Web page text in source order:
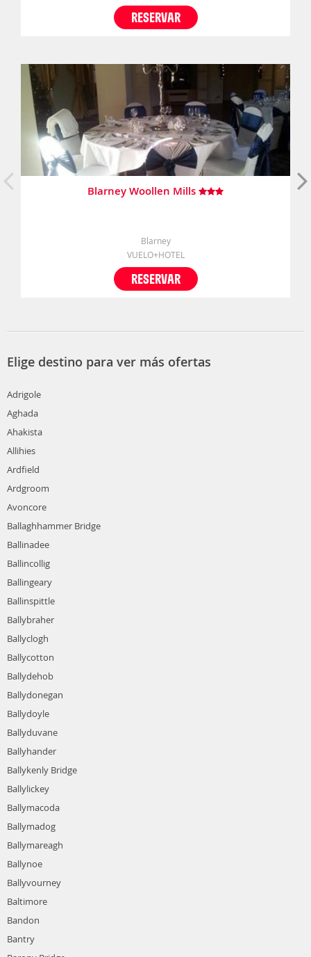
RESERVAR
Blarney Woollen Mills
Blarney
VUELO+HOTEL
RESERVAR
Elige destino para ver más ofertas
Adrigole
Aghada
Ahakista
Allihies
Ardfield
Ardgroom
Avoncore
Ballaghhammer Bridge
Ballinadee
Ballincollig
Ballingeary
Ballinspittle
Ballybraher
Ballyclogh
Ballycotton
Ballydehob
Ballydonegan
Ballydoyle
Ballyduvane
Ballyhander
Ballykenly Bridge
Ballylickey
Ballymacoda
Ballymadog
Ballymareagh
Ballynoe
Ballyvourney
Baltimore
Bandon
Bantry